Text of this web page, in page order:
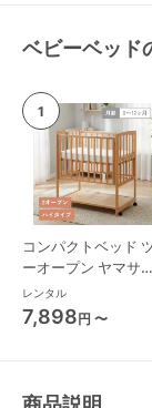
ベビーベッド
コンパクトベッド
ーオープン ヤマサキ
(Yamasaki) ミニサイ
ズ/コンパクトベビー
ベッド
レンタル
7,898円 〜